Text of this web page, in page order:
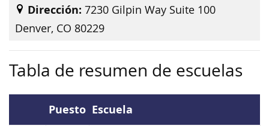
Dirección: 7230 Gilpin Way Suite 100
Denver, CO 80229
Tabla de resumen de escuelas
Puesto Escuela